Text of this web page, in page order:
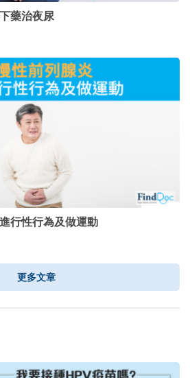
藥治夜尿
行性行為及做運動
更多文章